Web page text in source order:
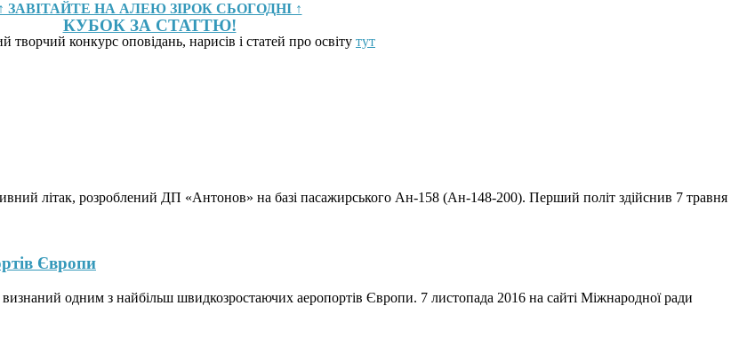
↑ ЗАВІТАЙТЕ НА АЛЕЮ ЗІРОК СЬОГОДНІ ↑
КУБОК ЗА СТАТТЮ!
творчий конкурс оповідань, нарисів і статей про освіту тут
літак, розроблений ДП «Антонов» на базі пасажирського Ан-158 (Ан-148-200). Перший політ здійснив 7 травня
Європи
одним з найбільш швидкозростаючих аеропортів Європи. 7 листопада 2016 на сайті Міжнародної ради